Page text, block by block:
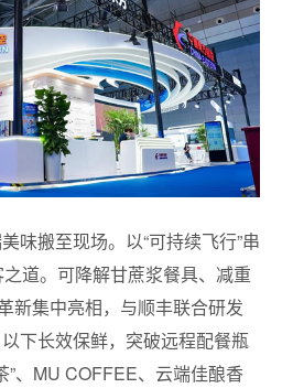
味搬至现场。以“可持续飞行”串
道。可降解甘蔗浆餐具、减重
新集中亮相，与顺丰联合研发
下长效保鲜，突破远程配餐瓶
”、MU COFFEE、云端佳酿香